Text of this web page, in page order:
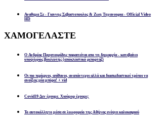
Αναθεμα Σε - Γιαννης Σεβαστοπουλος & Ζωη Τηγανουρια - Official Video
HD
ΧΑΜΟΓΕΛΑΣΤΕ
Ο Ανδρέας Παχατουρίδης παραιτείται απο τη δημαρχία - κατεβαίνει
υποψήφιος βουλευτής (αποκλειστικό ρεπορτάζ)
Οι πιο περίεργοι, απίθανοι, αναπάντεχοι αλλά και διασκεδαστικοί τρόποι να
ανοίξεις μία μπύρα! + vid
Covid19 Δεν έχουμε. Χιούμορ έχουμε;
Το αυτοκόλλητο μέσα σε λεωφορείο της Αθήνας ενόψει καλοκαιριού